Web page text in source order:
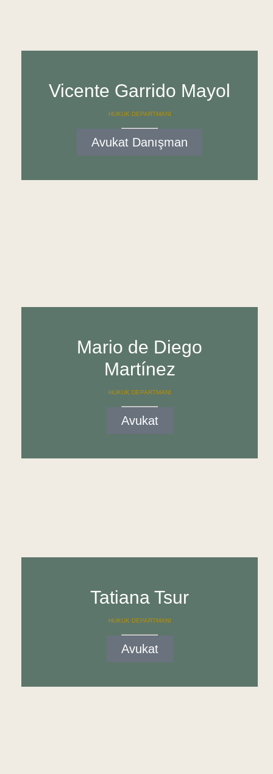
Vicente Garrido Mayol
HUKUK DEPARTMANI
Avukat Danışman
Mario de Diego
Martínez
HUKUK DEPARTMANI
Avukat
Tatiana Tsur
HUKUK DEPARTMANI
Avukat